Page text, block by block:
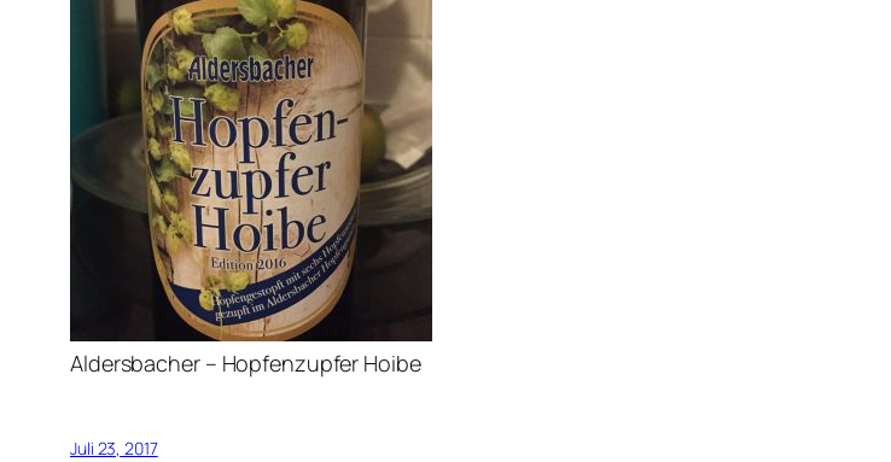
Aldersbacher – Hopfenzupfer Hoibe
Juli 23, 2017